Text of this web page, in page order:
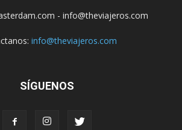
- info@theviajeros.com
info@theviajeros.com
SÍGUENOS